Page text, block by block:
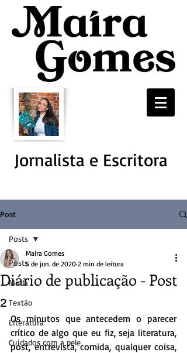
Jornalista e Escritora
Post
Posts
Moda
Textão
Literatura
Cuidados com a pele
Posts
Diário de publicação - Post
2
Maíra Gomes
5 de jun. de 2020 2 min de leitura
Os minutos que antecedem o parecer
crítico de algo que eu fiz, seja literatura,
post, entrevista, comida, qualquer coisa,